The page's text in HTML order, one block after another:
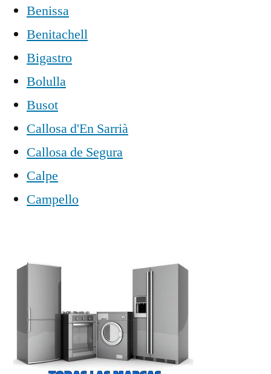
Benissa
Benitachell
Bigastro
Bolulla
Busot
Callosa d'En Sarrià
Callosa de Segura
Calpe
Campello